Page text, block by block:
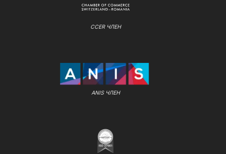
CCER ЧЛЕН
ANIS ЧЛЕН